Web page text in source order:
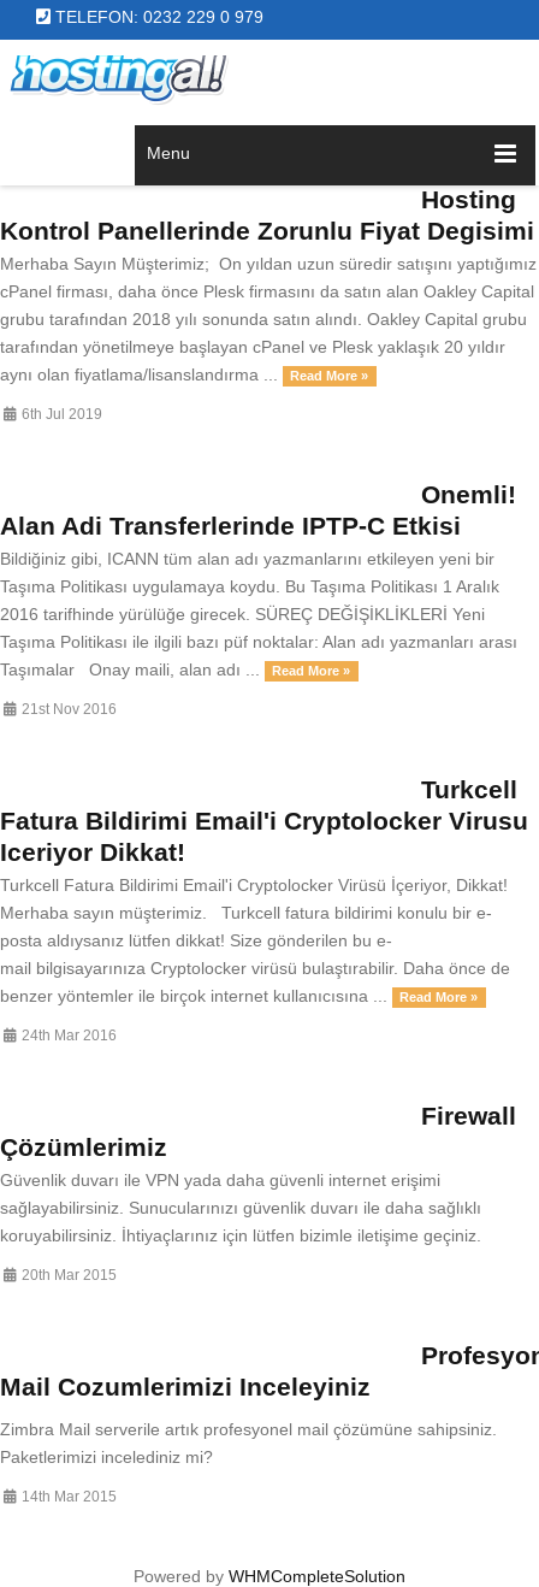
TELEFON: 0232 229 0 979
Menu
Hosting
Kontrol Panellerinde Zorunlu Fiyat Degisimi
Merhaba Sayın Müşterimiz; On yıldan uzun süredir satışını yaptığımız
cPanel firması, daha önce Plesk firmasını da satın alan Oakley Capital
grubu tarafından 2018 yılı sonunda satın alındı. Oakley Capital grubu
tarafından yönetilmeye başlayan cPanel ve Plesk yaklaşık 20 yıldır
aynı olan fiyatlama/lisanslandırma ...
Read More »
6th Jul 2019
Onemli!
Alan Adi Transferlerinde IPTP-C Etkisi
Bildiğiniz gibi, ICANN tüm alan adı yazmanlarını etkileyen yeni bir
Taşıma Politikası uygulamaya koydu. Bu Taşıma Politikası 1 Aralık
2016 tarifhinde yürülüğe girecek. SÜREÇ DEĞİŞİKLİKLERİ Yeni
Taşıma Politikası ile ilgili bazı püf noktalar: Alan adı yazmanları arası
Taşımalar Onay maili, alan adı ...
Read More »
21st Nov 2016
Turkcell
Fatura Bildirimi Email'i Cryptolocker Virusu
Iceriyor Dikkat!
Turkcell Fatura Bildirimi Email'i Cryptolocker Virüsü İçeriyor, Dikkat!
Merhaba sayın müşterimiz. Turkcell fatura bildirimi konulu bir e-
posta aldıysanız lütfen dikkat! Size gönderilen bu e-
mail bilgisayarınıza Cryptolocker virüsü bulaştırabilir. Daha önce de
benzer yöntemler ile birçok internet kullanıcısına ...
Read More »
24th Mar 2016
Firewall
Çözümlerimiz
Güvenlik duvarı ile VPN yada daha güvenli internet erişimi
sağlayabilirsiniz. Sunucularınızı güvenlik duvarı ile daha sağlıklı
koruyabilirsiniz. İhtiyaçlarınız için lütfen bizimle iletişime geçiniz.
20th Mar 2015
Mail Cozumlerimizi Inceleyiniz
Zimbra Mail serverile artık profesyonel mail çözümüne sahipsiniz.
Paketlerimizi incelediniz mi?
14th Mar 2015
Powered by WHMCompleteSolution